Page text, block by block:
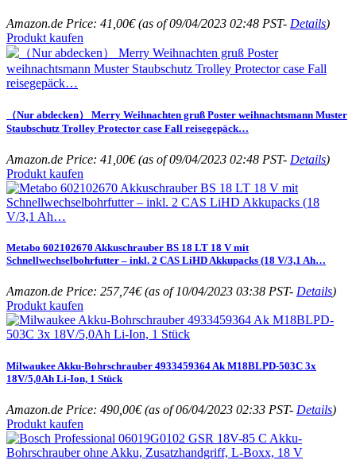
Amazon.de Price: 41,00€(as of 09/04/2023 02:48 PST- Details)
Produkt kaufen
（Nur abdecken） Merry Weihnachten gruß Poster weihnachtsmann Muster
Staubschutz Trolley Protector case Fall reisegepäck…
Amazon.de Price: 41,00€(as of 09/04/2023 02:48 PST- Details)
Produkt kaufen
Metabo 602102670 Akkuschrauber BS 18 LT 18 V mit
Schnellwechselbohrfutter – inkl. 2 CAS LiHD Akkupacks (18 V/3,1 Ah…
Amazon.de Price: 257,74€(as of 10/04/2023 03:38 PST- Details)
Produkt kaufen
Milwaukee Akku-Bohrschrauber 4933459364 Ak M18BLPD-503C 3x
18V/5,0Ah Li-Ion, 1 Stück
Amazon.de Price: 490,00€(as of 06/04/2023 02:33 PST- Details)
Produkt kaufen